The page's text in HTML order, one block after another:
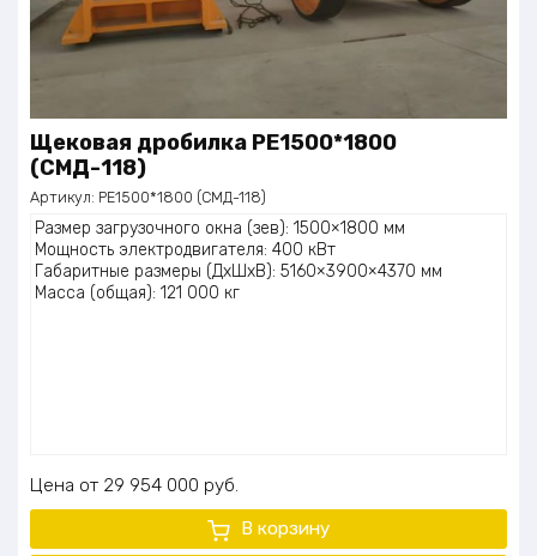
Щековая дробилка PE1500*1800
(СМД-118)
Артикул: PE1500*1800 (СМД-118)
Размер загрузочного окна (зев): 1500×1800 мм
Мощность электродвигателя: 400 кВт
Габаритные размеры (ДхШхВ): 5160×3900×4370 мм
Масса (общая): 121 000 кг
Цена 29 954 000 руб.
В корзину